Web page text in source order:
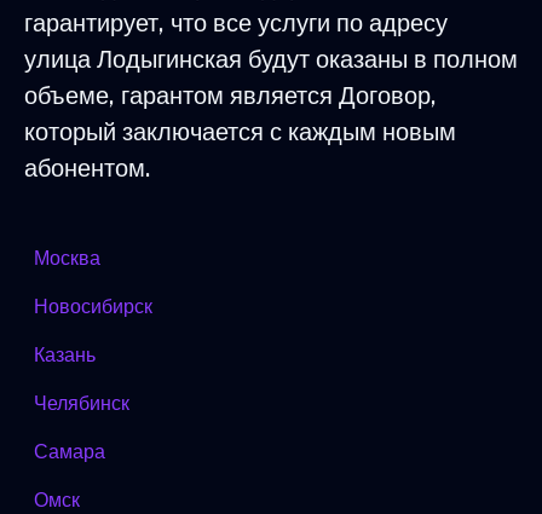
гарантирует, что все услуги по адресу
улица Лодыгинская будут оказаны в полном
объеме, гарантом является Договор,
который заключается с каждым новым
абонентом.
Москва
Новосибирск
Казань
Челябинск
Самара
Омск